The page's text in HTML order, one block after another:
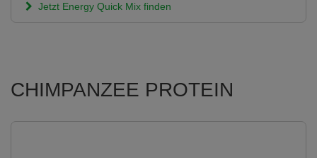
Jetzt Energy Quick Mix finden
CHIMPANZEE PROTEIN